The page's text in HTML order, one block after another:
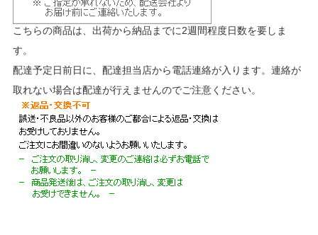
こちらの商品は、出荷から納品までに2週間程度日数を要しま
す。
配達予定日前日に、配達担当店から電話連絡が入ります。連絡が
取れない場合は配達が行えませんのでご注意ください。